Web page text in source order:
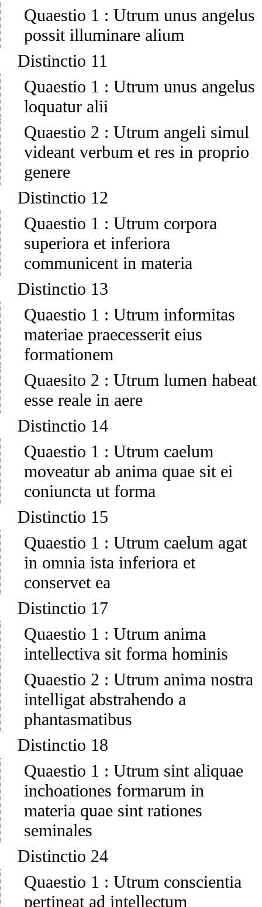
Quaestio 1 : Utrum unus angelus
possit illuminare alium
Distinctio 11
Quaestio 1 : Utrum unus angelus
loquatur alii
Quaestio 2 : Utrum angeli simul
videant verbum et res in proprio
genere
Distinctio 12
Quaestio 1 : Utrum corpora
superiora et inferiora
communicent in materia
Distinctio 13
Quaestio 1 : Utrum informitas
materiae praecesserit eius
formationem
Quaesito 2 : Utrum lumen habeat
esse reale in aere
Distinctio 14
Quaestio 1 : Utrum caelum
moveatur ab anima quae sit ei
coniuncta ut forma
Distinctio 15
Quaestio 1 : Utrum caelum agat
in omnia ista inferiora et
conservet ea
Distinctio 17
Quaestio 1 : Utrum anima
intellectiva sit forma hominis
Quaestio 2 : Utrum anima nostra
intelligat abstrahendo a
phantasmatibus
Distinctio 18
Quaestio 1 : Utrum sint aliquae
inchoationes formarum in
materia quae sint rationes
seminales
Distinctio 24
Quaestio 1 : Utrum conscientia
pertineat ad intellectum